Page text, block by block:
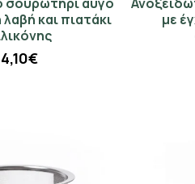
και πιατάκι
4,10€
με